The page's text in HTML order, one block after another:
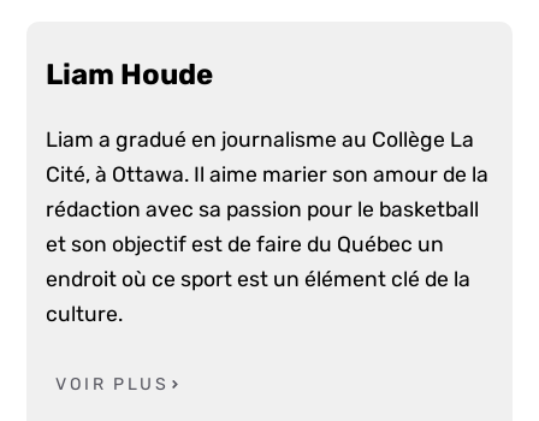
Liam Houde
Liam a gradué en journalisme au Collège La
Cité, à Ottawa. Il aime marier son amour de la
rédaction avec sa passion pour le basketball
et son objectif est de faire du Québec un
endroit où ce sport est un élément clé de la
culture.
VOIR PLUS